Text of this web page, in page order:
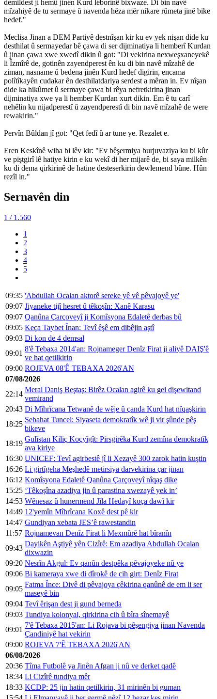
demildest ji hemû jinên Kurd lêborînê bixwaze. Di bin navê
mîzahiyê de tu sermaye û navenda hêza mêr nikare rûmeta jinê bike
hedef."
Meclisa Jinan a DEM Partiyê destnîşan kir ku ev yek nişan dide ku
desthilat û sermayedar bê çawa di ser dijminatiya li hemberî Kurdan
û jinan çawa xwe xwedî dikin û got: "Di vekirina nexweşxaneyekê
li Îzmîrê de, gotinên zayendperest ên ku di bin navê mîzahê de
ziman, nasname û bedena jinên Kurd hedef digirin, encama
polîtîkayên cudakar ên desthilatdariya serdest a mêran in. Ev nîşan
dide ka hikûmet û sermaye çawa bi rêya nefretkirina jinan
dijminatiya xwe ya li hember Kurdan xurt dikin. Em ê tu carî
nehêlin ku nijadperestî û zayendperestî di bin navê mîzahê de were
rewakirin."
Pervîn Bûldan jî got: "Qet fedî û ar tune ye. Rezalet e.
Eren Keskînê wiha bi lêv kir: "Ev bêşermiya burjuvaziya ku bi kûr
ve piştgirî lê hatiye kirin e ku wekî di her mijarê de, bi saya milkên
ku di dema qirkirinê de hatine desteserkirin dewlemend bûne. Hûn
rezîl in."
Sernavên din
1 / 1.560
1
2
3
4
5
09:35 'Abdullah Ocalan aktorê sereke yê vê pêvajoyê ye'
09:07 Jiyaneke tijî hesret û têkoşîn: Xanê Karasu
09:07 Qanûna Çarçoveyî ji Komîsyona Edaletê derbas bû
09:05 Keça Taybet Înan: Tevî êşê em dibêjin aştî
09:03 Di kon de 4 demsal
09:01
8'ê Tebaxa 2014'an: Rojnameger Denîz Firat ji aliyê DAIŞ'ê
ve hat qetilkirin
09:00 ROJEVA 08'Ê TEBAXA 2026'AN
07/08/2026
22:14
Meral Daniş Beştaş: Birêz Ocalan agirê ku gel dişewitand
vemirand
20:43 Di Mîhrîcana Tetwanê de wêje û çanda Kurd hat nîqaşkirin
18:25
Sebahat Tuncel: Siyaseta demokratîk wê ji vir şûnde pêş
bikeve
18:19
Gulîstan Kiliç Koçyîgît: Pirsgirêka Kurd zemîna demokratîk
ava kiriye
16:30 UNICEF: Tevî agirbestê jî li Xezayê 300 zarok hatin kuştin
16:26 Li girtîgeha Meşhedê metirsiya darvekirina çar jinan
16:12 Komîsyona Edaletê Qanûna Çarçoveyî nîqaş dike
15:25 ‘Têkoşîna azadiya jin û parastina xwezayê yek in’
14:53 Wênesaz û hunermend Jîla Hedayî koça dawî kir
14:49 12'yemîn Mîhrîcana Koxê dest pê kir
14:47 Gundiyan xebata JES’ê rawestandin
11:57 Rojnamevan Denîz Firat li Mexmûrê hat bîranîn
09:43
Dayikên Aştiyê yên Cizîrê: Em azadiya Abdullah Ocalan
dixwazin
09:20 Nesrîn Akgul: Ev qanûn destpêka pêvajoyeke nû ye
09:06 Bi kameraya xwe di dîrokê de cih girt: Denîz Firat
09:05
Fatma Înce: Divê di pêvajoya çêkirina qanûnê de em li ser
maseyê bin
09:04 Tevî êrişan dest ji gund berneda
09:03 Tundiya kolonyal, qirkirina cih û bîra sînemayê
09:01
7'ê Tebaxa 2015'an: Li Rojava bi pêşengiya jinan Navenda
Çandiniyê hat vekirin
09:00 ROJEVA 7'Ê TEBAXA 2026'AN
06/08/2026
20:36 Tîma Futbolê ya Jinên Afgan ji nû ve derket qadê
18:34 Li Cizîrê tundiya mêr
18:33 KCDP: 25 jin hatin qetilkirin, 31 mirinên bi guman